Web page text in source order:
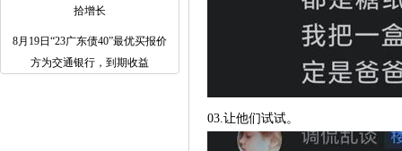
拾增长
8月19日“23广东债40”最优买报价
方为交通银行，到期收益
03.让他们试试。